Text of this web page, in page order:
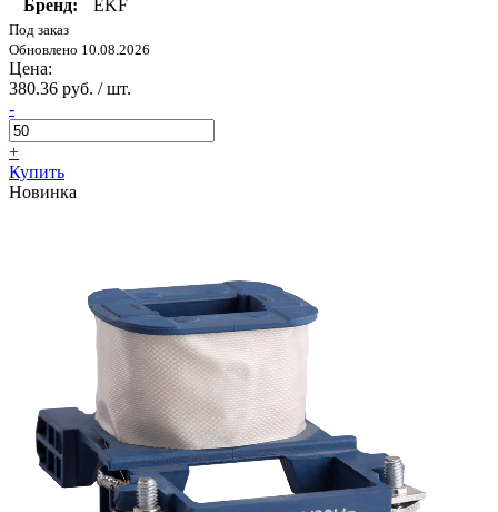
Бренд:
EKF
Под заказ
Обновлено 10.08.2026
Цена:
380.36 руб. / шт.
-
+
Купить
Новинка